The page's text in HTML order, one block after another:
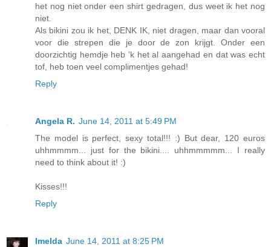
het nog niet onder een shirt gedragen, dus weet ik het nog
niet.
Als bikini zou ik het, DENK IK, niet dragen, maar dan vooral
voor die strepen die je door de zon krijgt. Onder een
doorzichtig hemdje heb 'k het al aangehad en dat was echt
tof, heb toen veel complimentjes gehad!
Reply
Angela R. June 14, 2011 at 5:49 PM
The model is perfect, sexy total!!! :) But dear, 120 euros
uhhmmmm... just for the bikini.... uhhmmmmm... I really
need to think about it! :)
Kisses!!!
Reply
Imelda June 14, 2011 at 8:25 PM